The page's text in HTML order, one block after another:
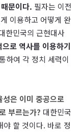
문이다. 필자는 이전
이용하고 어떻게 완
한민국의 근현대사
로 역사를 이용하기
하여 각 정치 세력이
은 이미 중공으로
부르는가? 대한민국
할 것이다. 바로 정